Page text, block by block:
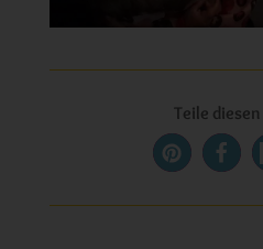
Teile